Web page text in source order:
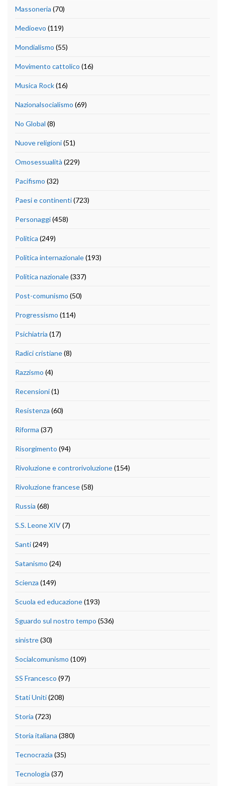
Massoneria (70)
Medioevo (119)
Mondialismo (55)
Movimento cattolico (16)
Musica Rock(16)
Nazionalsocialismo (69)
No Global (8)
Nuove religioni(51)
Omosessualità (229)
Pacifismo (32)
Paesi e continenti(723)
Personaggi(458)
Politica (249)
Politica internazionale(193)
Politica nazionale(337)
Post-comunismo (50)
Progressismo (114)
Psichiatria (17)
Radici cristiane(8)
Razzismo (4)
Recensioni(1)
Resistenza (60)
Riforma (37)
Risorgimento (94)
Rivoluzione e controrivoluzione(154)
Rivoluzione francese(58)
Russia (68)
S.S. Leone XIV(7)
Santi(249)
Satanismo (24)
Scienza (149)
Scuola ed educazione(193)
Sguardo sul nostro tempo (536)
sinistre(30)
Socialcomunismo (109)
SS Francesco (97)
Stati Uniti(208)
Storia (723)
Storia italiana (380)
Tecnocrazia (35)
Tecnologia (37)